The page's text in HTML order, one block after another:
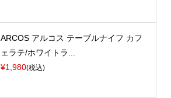
ARCOS アルコス テーブルナイフ カフ
ェラテ/ホワイトラ...
¥1,980(税込)